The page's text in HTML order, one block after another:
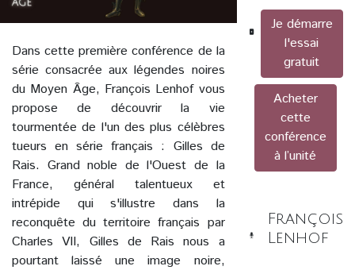
Dans cette première conférence de la
série consacrée aux légendes noires
du Moyen Âge, François Lenhof vous
propose de découvrir la vie
tourmentée de l'un des plus célèbres
tueurs en série français : Gilles de
Rais. Grand noble de l'Ouest de la
France, général talentueux et
intrépide qui s'illustre dans la
reconquête du territoire français par
Charles VII, Gilles de Rais nous a
pourtant laissé une image noire,
Je démarre
l'essai
gratuit
Acheter
cette
conférence
à l’unité
François
Lenhof